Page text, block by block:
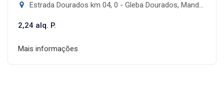
Estrada Dourados km 04, 0 - Gleba Dourados, Mandaguari-PR
2,24 alq. P.
Mais informações